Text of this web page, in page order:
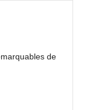
de